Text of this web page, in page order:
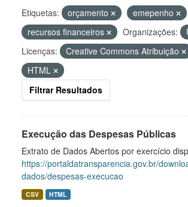
Etiquetas: orçamento
emepenho
recursos financeiros
Organizações:
Licenças:
Creative Commons Atribuição
HTML
Filtrar Resultados
Execução das Despesas Públicas
Extrato de Dados Abertos por exercício
https://portaldatransparencia.gov.br/
dados/despesas-execucao
CSV HTML